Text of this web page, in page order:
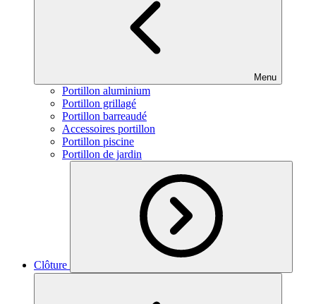
Menu
Portillon aluminium
Portillon grillagé
Portillon barreaudé
Accessoires portillon
Portillon piscine
Portillon de jardin
Clôture